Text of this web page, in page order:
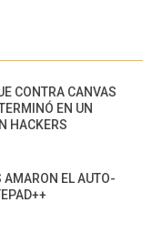
CONTRA CANVAS
EN UN
HACKERS
AMARON EL AUTO-